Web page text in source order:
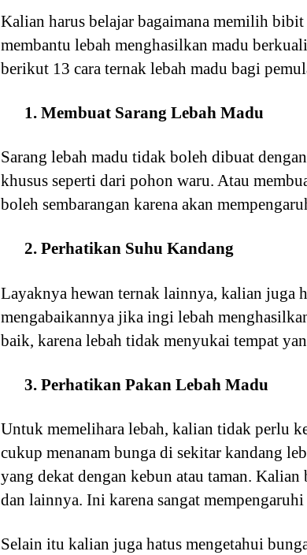
Kalian harus belajar bagaimana memilih
membantu lebah menghasilkan madu
berikut 13 cara ternak lebah madu bagi
1. Membuat Sarang Lebah Madu
Sarang lebah madu tidak boleh dibuat
khusus seperti dari pohon waru. Atau
boleh sembarangan karena akan
2. Perhatikan Suhu Kandang
Layaknya hewan ternak lainnya, kalian juga
mengabaikannya jika ingi lebah
baik, karena lebah tidak menyukai tempat
3. Perhatikan Pakan Lebah Madu
Untuk memelihara lebah, kalian tidak perlu
cukup menanam bunga di sekitar kandang
yang dekat dengan kebun atau taman.
dan lainnya. Ini karena sangat
Selain itu kalian juga hatus mengetahui